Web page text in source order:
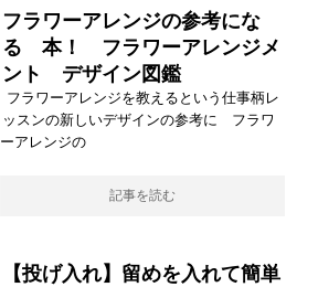
フラワーアレンジの参考にな
る 本！ フラワーアレンジメ
ント デザイン図鑑
フラワーアレンジを教えるという仕事柄レ
ッスンの新しいデザインの参考に フラワ
ーアレンジの
記事を読む
【投げ入れ】留めを入れて簡単